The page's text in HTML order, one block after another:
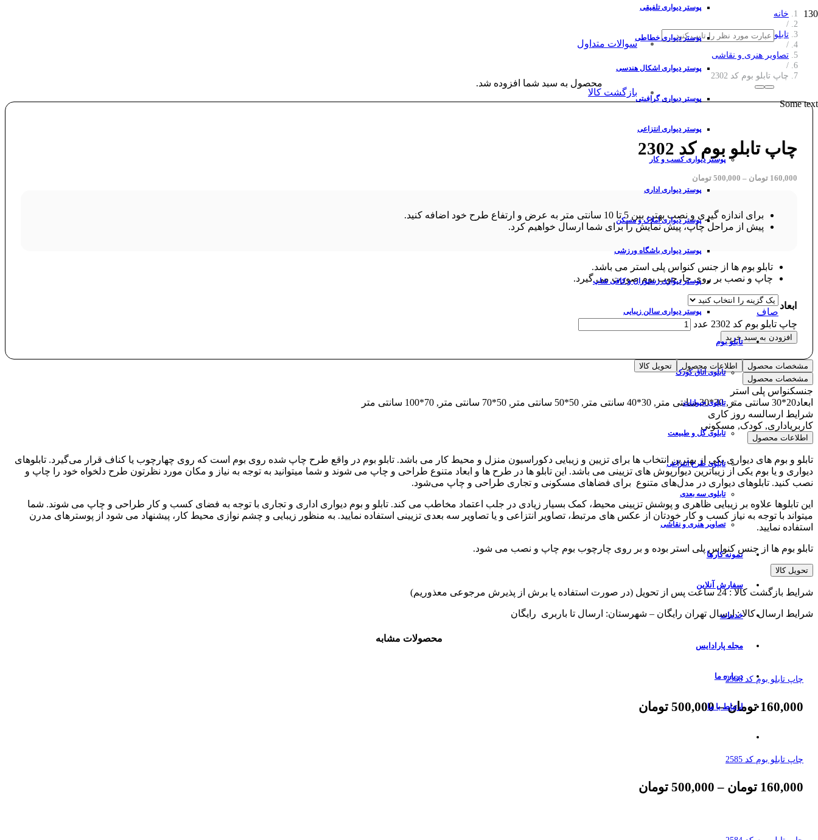
سوالات متداول
بازگشت کالا
پوستر دیواری تلفیقی
پوستر دیواری خطاطی
پوستر دیواری اشکال هندسی
پوستر دیواری گرافیتی
پوستر دیواری انتزاعی
پوستر دیواری کسب و کار
پوستر دیواری اداری
پوستر دیواری املاک و مسکن
پوستر دیواری باشگاه ورزشی
پوستر دیواری رستوران و کافی شاپ
پوستر دیواری سالن زیبایی
تابلو بوم
تابلوی اتاق کودک
تابلوی حیوانات
تابلوی گل و طبیعت
تابلوی طرح انتزاعی
تابلوی سه بعدی
تصاویر هنری و نقاشی
نمونه کارها
سفارش آنلاین
خدمات
مجله پارادایس
درباره ما
ارتباط با ما
محصول به سبد شما افزوده شد.
Some text
خانه
/
تابلو بوم
/
تصاویر هنری و نقاشی
/
چاپ تابلو بوم کد 2302
چاپ تابلو بوم کد 2302
160,000 تومان –
500,000 تومان
برای اندازه گیری و نصب بهتر، بین 5 تا 10 سانتی متر به عرض و ارتفاع طرح خود اضافه کنید.
پیش از مراحل چاپ، پیش نمایش را برای شما ارسال خواهیم کرد.
تابلو بوم ها از جنس کنواس پلی استر می باشد.
چاپ و نصب بر روی چارچوب بوم صورت می گیرد.
ابعاد
صاف
چاپ تابلو بوم کد 2302 عدد
افزودن به سبد خرید
مشخصات محصول اطلاعات محصول
تحویل کالا
مشخصات محصول
جنسکنواس پلی استر
ابعاد20*30 سانتی متر, 30*30 سانتی متر, 30*40 سانتی متر, 50*50 سانتی متر, 50*70 سانتی متر, 70*100 سانتی متر
شرایط ارسالسه روز کاری
کاربریاداری, کودک, مسکونی
اطلاعات محصول
تابلو و بوم های دیواری یکی از بهترین انتخاب ها برای تزیین و زیبایی دکوراسیون منزل و محیط کار می باشد. تابلو بوم در واقع طرح چاپ شده روی بوم است که روی چهارچوب یا کناف قرار می‌گیرد. تابلوهای
دیواری و یا بوم یکی از زیباترین دیوارپوش های تزیینی می باشد. این تابلو ها در طرح ها و ابعاد متنوع طراحی و چاپ می شوند و شما میتوانید به توجه به نیاز و مکان مورد نظرتون طرح دلخواه خود را چاپ و
نصب کنید. تابلوهای دیواری در مدل‌های متنوع برای فضاهای مسکونی و تجاری طراحی و چاپ می‌شود.
این تابلوها علاوه بر زیبایی ظاهری و پوشش تزیینی محیط، کمک بسیار زیادی در جلب اعتماد مخاطب می کند. تابلو و بوم دیواری اداری و تجاری با توجه به فضای کسب و کار طراحی و چاپ می شوند. شما
میتواند با توجه به نیاز کسب و کار خودتان از عکس های مرتبط، تصاویر انتزاعی و یا تصاویر سه بعدی تزیینی استفاده نمایید. به منظور زیبایی و چشم نوازی محیط کار، پیشنهاد می شود از پوسترهای مدرن
استفاده نمایید.
تابلو بوم ها از جنس کنواس پلی استر بوده و بر روی چارچوب بوم چاپ و نصب می شود.
تحویل کالا
شرایط بازگشت کالا : 24 ساعت پس از تحویل (در صورت استفاده یا برش از پذیرش مرجوعی معذوریم)
شرایط ارسال کالا : ارسال تهران رایگان – شهرستان: ارسال تا باربری رایگان
محصولات مشابه
چاپ تابلو بوم کد 2586
160,000 تومان–
500,000 تومان
چاپ تابلو بوم کد 2585
160,000 تومان –
500,000 تومان